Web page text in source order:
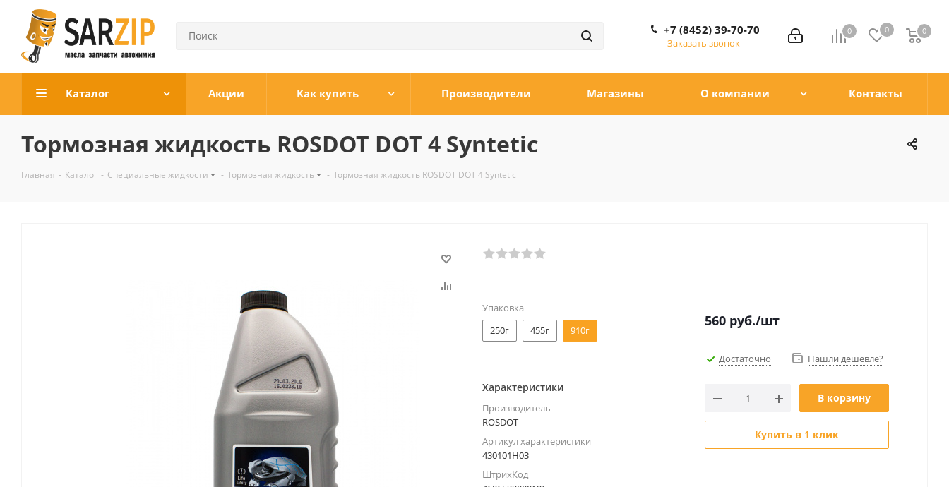
0 0 0
0
+7 (8452) 39-70-70
Заказать звонок
Каталог Акции Как купить Производители Магазины О компании Контакты
Тормозная жидкость ROSDOT DOT 4 Syntetic
Главная - Каталог - Специальные жидкости - Тормозная жидкость - Тормозная жидкость ROSDOT DOT 4 Syntetic
Упаковка
250г
455г 910г
Характеристики
Производитель
ROSDOT
Артикул характеристики
430101H03
ШтрихКод
560 руб./шт
Достаточно Нашли дешевле?
В корзину
Купить в 1 клик